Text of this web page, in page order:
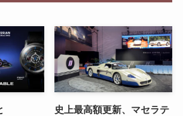
史上最高額更新、マセラテ